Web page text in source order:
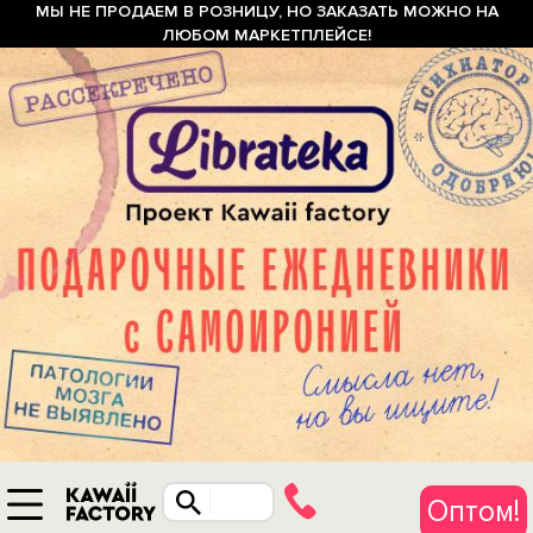
МЫ НЕ ПРОДАЕМ В РОЗНИЦУ, НО ЗАКАЗАТЬ МОЖНО НА
ЛЮБОМ МАРКЕТПЛЕЙСЕ!
Оптом!